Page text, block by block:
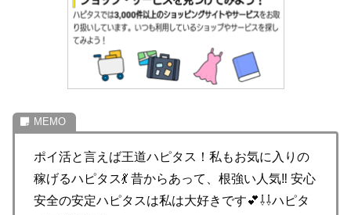
ポイ活と言えば王道ハピタス！私もお気に入りの
稼げるハピタス💃 昔からあって、根強い人気‼️ 安心
安全の安定ハピタスは私は大好きです💕⇩⇩ハピタ